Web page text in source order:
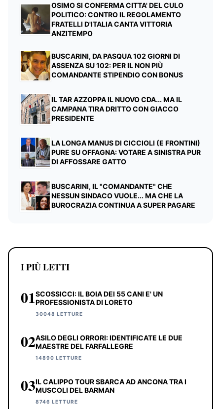
OSIMO SI CONFERMA CITTA' DEL CULO
POLITICO: CONTRO IL REGOLAMENTO
FRATELLI D'ITALIA CANTA VITTORIA
ANZITEMPO
BUSCARINI, DA PASQUA 102 GIORNI DI
ASSENZA SU 102: PER IL NON PIÙ
COMANDANTE STIPENDIO CON BONUS
IL TAR AZZOPPA IL NUOVO CDA... MA IL
CAMPANA TIRA DRITTO CON GIACCO
PRESIDENTE
LA LONGA MANUS DI CICCIOLI (E FRONTINI)
PURE SU OFFAGNA: VOTARE A SINISTRA PUR
DI AFFOSSARE GATTO
BUSCARINI, IL "COMANDANTE" CHE
NESSUN SINDACO VUOLE... MA CHE LA
BUROCRAZIA CONTINUA A SUPER PAGARE
I PIÙ LETTI
01SCOSSICCI: IL BOIA DEI 55 CANI E' UN
PROFESSIONISTA DI LORETO
30048 LETTURE
02ASILO DEGLI ORRORI: IDENTIFICATE LE DUE
MAESTRE DEL FARFALLEGRE
14890 LETTURE
03IL CALIPPO TOUR SBARCA AD ANCONA TRA I
MUSCOLI DEL BARMAN
8746 LETTURE